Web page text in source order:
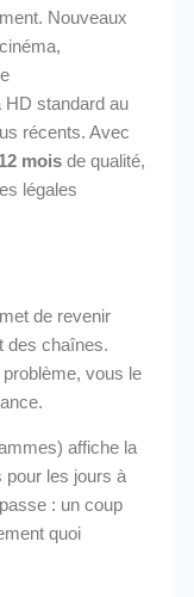
Nouveaux
HD standard au
récents. Avec
mois de qualité,
légales
de revenir
des chaînes.
vous le
affiche la
pour les jours à
: un coup
quoi